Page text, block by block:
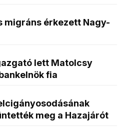
migráns érkezett Nagy-
lett Matolcsy
fia
meg a Hazajárót